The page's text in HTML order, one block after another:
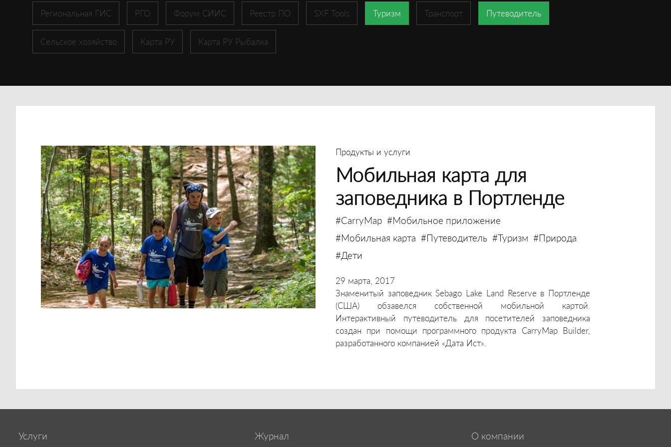
Региональная ГИС РГО Форум СИИС Реестр ПО SXF Tools Туризм Транспорт Путеводитель
Сельское хозяйство Карта РУ Карта РУ Рыбалка
Продукты и услуги
Мобильная карта для
заповедника в Портленде
#CarryMap #Мобильное приложение
#Мобильная карта #Путеводитель #Туризм #Природа
#Дети
29 марта, 2017
Знаменитый заповедник Sebago Lake Land Reserve в Портленде
(США) обзавелся собственной мобильной картой.
Интерактивный путеводитель для посетителей заповедника
создан при помощи программного продукта CarryMap Builder,
разработанного компанией «Дата Ист».
Услуги Журнал О компании